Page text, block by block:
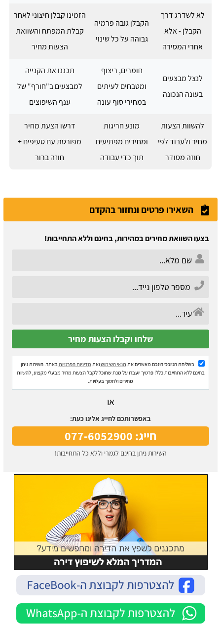
לא לשדרג דרך
הקבלן - אלא
אחרי המסירה
הקבלן גובה פרמיה
גבוהה על כל שינוי
הזמינו קבלן חיצוני לאחר
קבלת המפתח והשוואת
הצעות מחיר
לנצל מבצעים
בעונה הנכונה
חומרים, ריצוף
ומטבחים לעיתים
במחירי סוף עונה
תכננו את הקנייה
למבצעים ב"חורף" של
ענף השיפוצים
להשוות הצעות
מחיר ולעבוד לפי
חוזה מסודר
מונע חריגות
ומחירים מפתיעים
תוך כדי עבודה
דרשו הצעת מחיר
מפורטת עם סעיפים +
חוזה ברור
השאירו פרטים ונחזור בהקדם
בצעו השוואת מחירים במהירות, בחינם וללא התחייבות!
בשליחת הטופס הינכם מאשרים את תנאי השימושואת מדיניות הפרטיותבאתר. השירות ניתן
בחינם ללא התחייבות כלל! פרטיך יועברו על מנת שתוכל לקבל הצעות מחיר מבעלי מקצוע, להשוות
מחירים ולחסוך בעלויות.
או
באפשרותכם לחייג אלינו כעת:
חייג: 077-6052900
השירות ניתן בחינם לגמרי וללא כל התחייבות!